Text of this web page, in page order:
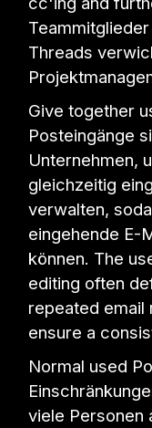
Threads
Give together
Posteingänge
Unternehmen,
gleichzeitig
verwalten,
eingehende E-
können. The
editing often
repeated email
ensure a
Normal used
viele Personen